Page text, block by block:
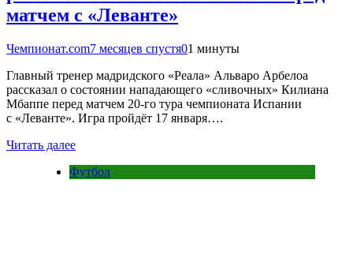
матчем с «Леванте»
Чемпионат.com7 месяцев спустя01 минуты
Главный тренер мадридского «Реала» Альваро Арбелоа
рассказал о состоянии нападающего «сливочных» Килиана
Мбаппе перед матчем 20-го тура чемпионата Испании
с «Леванте». Игра пройдёт 17 января….
Читать далее
Футбол